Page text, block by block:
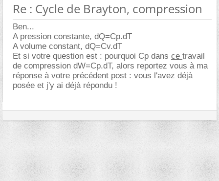
Re : Cycle de Brayton, compression
Ben...
A pression constante, dQ=Cp.dT
A volume constant, dQ=Cv.dT
Et si votre question est : pourquoi Cp dans ce travail
de compression dW=Cp.dT, alors reportez vous à ma
réponse à votre précédent post : vous l'avez déjà
posée et j'y ai déjà répondu !